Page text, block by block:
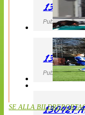
130427
Publicerad 27
130427
Publicerad 27
130427
SE ALLA